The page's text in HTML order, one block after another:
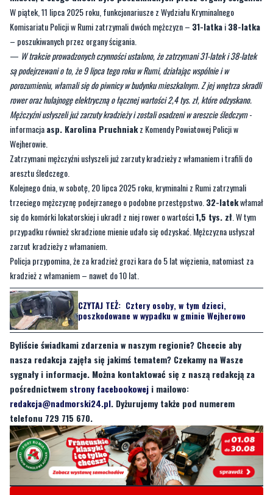
—W trakcie prowadzonych czynności ustalono, że zatrzymani 31-latek i 38-latek
są podejrzewani o to, że 9 lipca tego roku w Rumi, działając wspólnie i w
porozumieniu, włamali się do piwnicy w budynku mieszkalnym. Z jej wnętrza skradli
rower oraz hulajnogę elektryczną o łącznej wartości 2,4 tys. zł, które odzyskano.
Mężczyźni usłyszeli już zarzuty kradzieży i zostali osadzeni w areszcie śledczym
informacjaasp. Karolina Pruchniakz Komendy Powiatowej Policji w
Wejherowie.
Zatrzymani mężczyźni usłyszeli już zarzuty kradzieży z włamaniem i trafili do
aresztu śledczego.
Kolejnego dnia, w sobotę, 20 lipca 2025 roku, kryminalni z Rumi zatrzymali
trzeciego mężczyznę podejrzanego o podobne przestępstwo.32-latekwłamał
się do komórki lokatorskiej i ukradł z niej rower o wartości
przypadku również skradzione mienie udało się odzyskać. Mężczyzna usłyszał
zarzut kradzieży z włamaniem.
Policja przypomina, że za kradzież grozi kara do 5 lat więzienia, natomiast za
kradzież z włamaniem – nawet do 10 lat.
CZYTAJ TEŻ:Cztery osoby, w tym dzieci,
poszkodowane w wypadku w gminie Wejherowo
Byliście świadkami zdarzenia w naszym regionie? Chcecie aby
nasza redakcja zajęła się jakimś tematem? Czekamy na Wasze
sygnały i informacje. Można kontaktować się z naszą redakcją za
pośrednictwemstrony facebookoweji mailowo:
redakcja@nadmorski24.pl. Dyżurujemy także pod numerem
telefonu 729 715 670.
Byliście świadkami zdarzenia w naszym regionie? Chcecie
aby nasza redakcja zajęła się jakimś tematem? Czekamy na
Wasze sygnały i informacje. Można kontaktować się z naszą